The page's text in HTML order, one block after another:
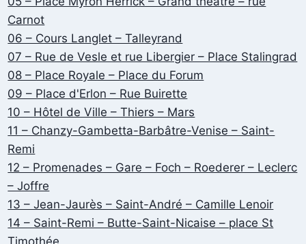
Carnot
06 – Cours Langlet – Talleyrand
07 – Rue de Vesle et rue Libergier – Place Stalingrad
08 – Place Royale – Place du Forum
09 – Place d'Erlon – Rue Buirette
10 – Hôtel de Ville – Thiers – Mars
11 – Chanzy-Gambetta-Barbâtre-Venise – Saint-
Remi
12 – Promenades – Gare – Foch – Roederer – Leclerc
– Joffre
13 – Jean-Jaurès – Saint-André – Camille Lenoir
14 – Saint-Remi – Butte-Saint-Nicaise – place St
Timothée